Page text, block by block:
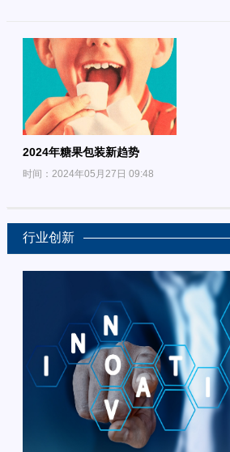
2024年糖果包装新趋势
时间：2024年05月27日 09:48
行业创新